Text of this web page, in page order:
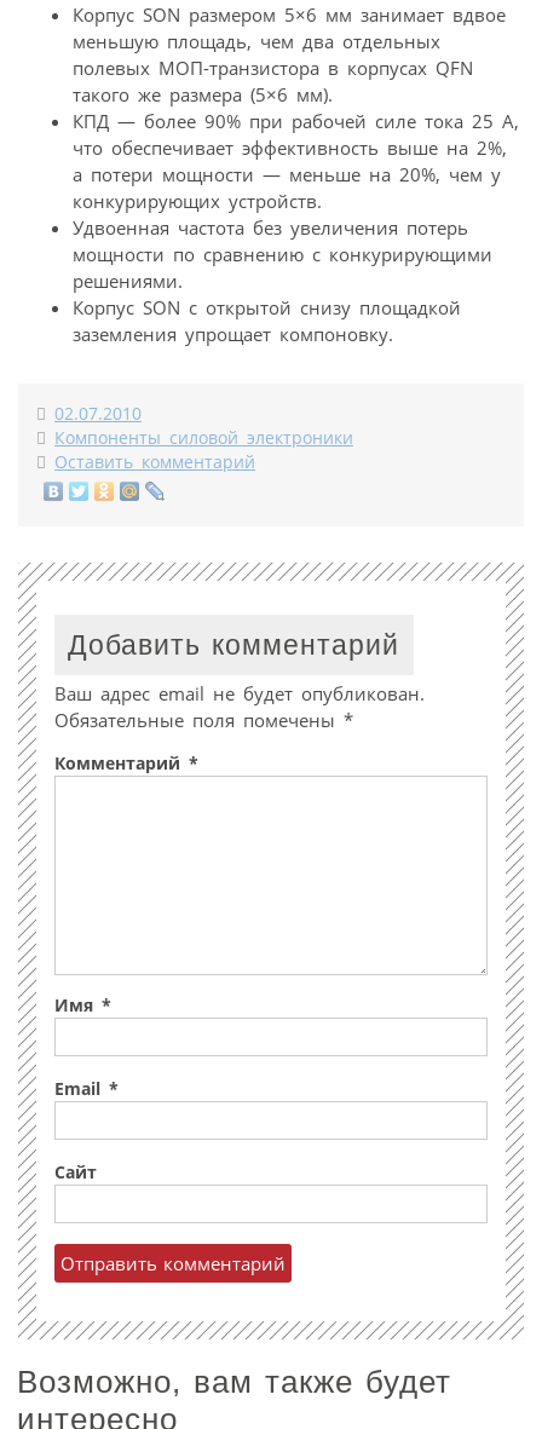
Корпус SON размером 5×6 мм занимает вдвое
меньшую площадь, чем два отдельных
полевых МОП-транзистора в корпусах QFN
такого же размера (5×6 мм).
КПД — более 90% при рабочей силе тока 25 A,
что обеспечивает эффективность выше на 2%,
а потери мощности — меньше на 20%, чем у
конкурирующих устройств.
Удвоенная частота без увеличения потерь
мощности по сравнению с конкурирующими
решениями.
Корпус SON с открытой снизу площадкой
заземления упрощает компоновку.
02.07.2010
Компоненты силовой электроники
Оставить комментарий
Добавить комментарий
Ваш адрес email не будет опубликован.
Обязательные поля помечены *
Комментарий *
Имя *
Email *
Сайт
Возможно, вам также будет
интересно